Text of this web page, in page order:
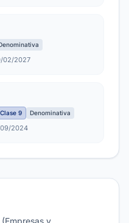
02/2027
Clase 9 Denominativa
09/2024
y